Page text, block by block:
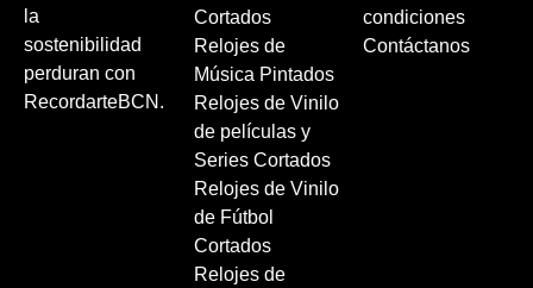
la
sostenibilidad
perduran con
RecordarteBCN.
Cortados
Relojes de
Música Pintados
Relojes de Vinilo
de películas y
Series Cortados
Relojes de Vinilo
de Fútbol
Cortados
Relojes de
condiciones
Contáctanos